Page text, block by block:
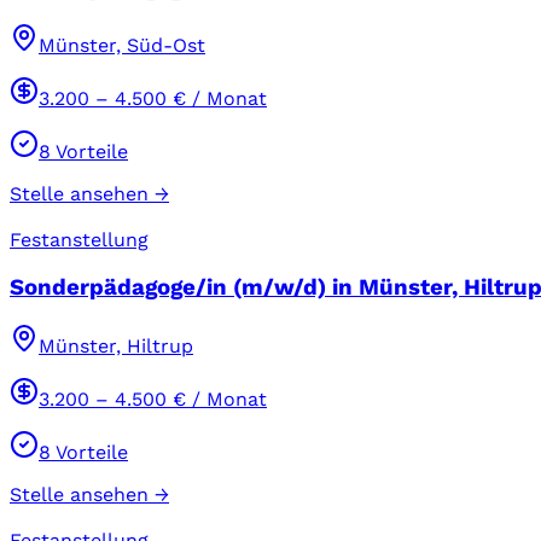
Münster, Süd-Ost
3.200 – 4.500 € / Monat
8 Vorteile
Stelle ansehen →
Festanstellung
Sonderpädagoge/in (m/w/d) in Münster,
Münster, Hiltrup
3.200 – 4.500 € / Monat
8 Vorteile
Stelle ansehen →